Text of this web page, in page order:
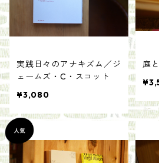
実践日々のアナキズム／ジ
ェームズ・C・スコット
¥3,080
庭